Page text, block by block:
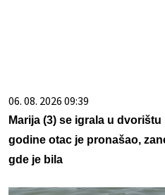
06. 08. 2026 09:39
Marija (3) se igrala u
godine otac je pronašao,
gde je bila